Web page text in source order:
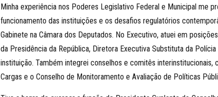
Minha experiência nos Poderes Legislativo Federal e Municipal me
funcionamento das instituições e os desafios regulatórios
Gabinete na Câmara dos Deputados. No Executivo, atuei em
da Presidência da República, Diretora Executiva Substituta da
instituição. Também integrei conselhos e comitês interinstitucionais,
Cargas e o Conselho de Monitoramento e Avaliação de Políticas